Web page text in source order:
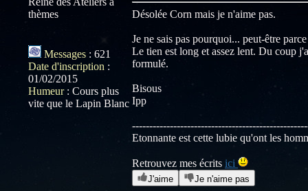
thèmes
Messages : 621
Date d'inscription :
01/02/2015
Humeur: Cours plus
vite que le Lapin Blanc
Désolée Corn mais je n'aime pas.
Je ne sais pas pourquoi... peut-être
Le tien est long et assez lent. Du coup
formulé.
Bisous
Ipp
Etonnante est cette lubie qu'ont les
Retrouvez mes écrits ici
J'aime Je n'aime pas